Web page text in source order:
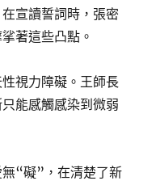
宣讀誓詞時，張密
著這些凸點。
視力障礙。王師長
能感觸感染到微弱
“礙”，在清楚了新